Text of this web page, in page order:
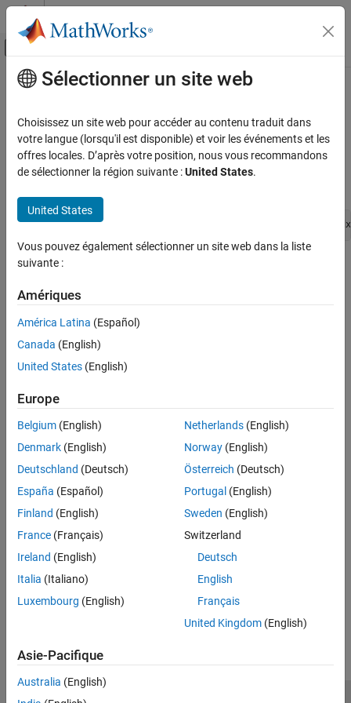
Passer au contenu
Activer/désactiver l'affichage du menu
Accueil de la documentation
Block and Blockset Authoring
Author Block Algorithms
Author Blocks Using C/C++
Configure C/C++ S-Function Features
ssGetCurrentOutputPortWidth
ON THIS PAGE
Arguments
Returns
Languages
Contenu principal
ssGetCurrentOutputPortWidth
Get the total width (total number of elements) of the signal at
output port pIdx.
int_T ssGetCurrentOutputPortWidth(SimStruct *S,int_T
Arguments
S
pIdx
Output port index being polled.
Returns
An int_T value indicating the current width of the signal at output
port pIdx.
Languages
Version History
Introduced in R2009b
How useful was this information?
Sélectionner un site web
Choisissez un site web pour accéder au contenu traduit dans
votre langue (lorsqu'il est disponible) et voir les événements et les
offres locales. D’après votre position, nous vous recommandons
de sélectionner la région suivante :United States.
United States
Vous pouvez également sélectionner un site web dans la liste
suivante :
Amériques
América Latina (Español)
Canada (English)
United States (English)
Europe
Belgium (English)
Denmark (English)
Deutschland (Deutsch)
España (Español)
Finland (English)
France (Français)
Ireland (English)
Italia (Italiano)
Luxembourg (English)
Netherlands(English)
Norway(English)
Österreich (Deutsch)
Portugal (English)
Sweden (English)
Switzerland
Deutsch
English
Français
United Kingdom(English)
Asie-Pacifique
Australia (English)